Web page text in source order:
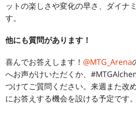
ットの楽しさや変化の早さ、ダイナ
す。
他にも質問があります！
喜んでお答えします！ @MTG_Arena
へお声がけいただくか、
つけてご質問ください。来週また改
にお答えする機会を設ける予定です。